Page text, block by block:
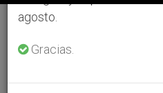
agosto.
Gracias.